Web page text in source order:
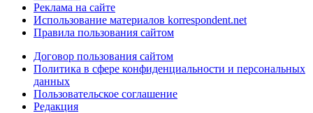
Реклама на сайте
Использование материалов korrespondent.net
Правила пользования сайтом
Договор пользования сайтом
Политика в сфере конфиденциальности и персональных
данных
Пользовательское соглашение
Редакция